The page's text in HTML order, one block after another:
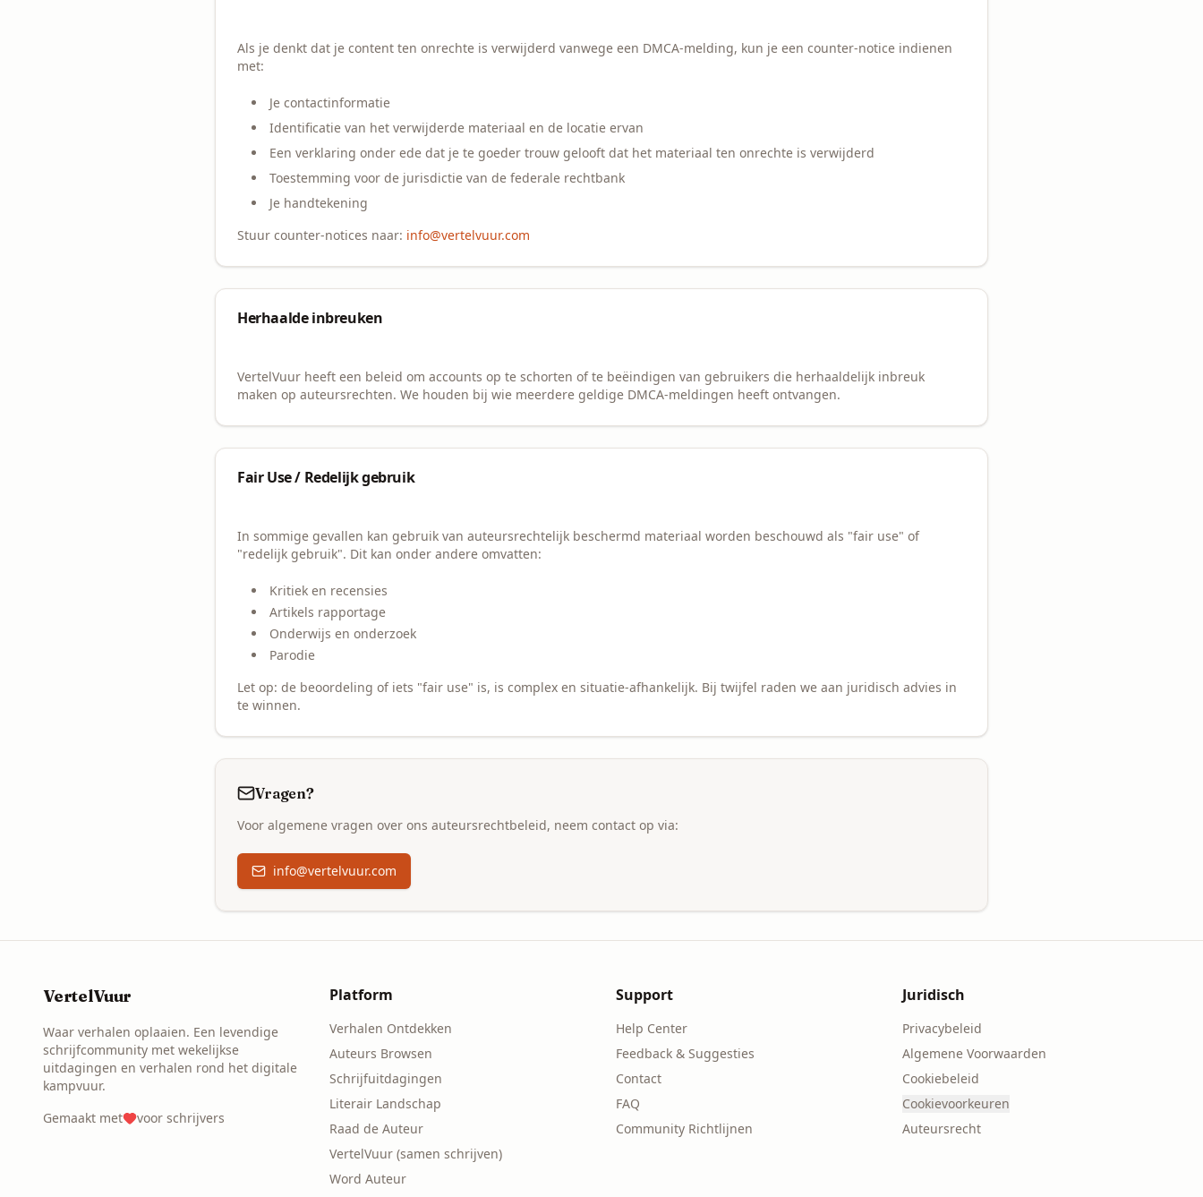
Als je denkt dat je content ten onrechte is verwijderd vanwege een DMCA-melding, kun je een counter-notice indienen
met:
Je contactinformatie
Identificatie van het verwijderde materiaal en de locatie ervan
Een verklaring onder ede dat je te goeder trouw gelooft dat het materiaal ten onrechte is verwijderd
Toestemming voor de jurisdictie van de federale rechtbank
Je handtekening
Stuur counter-notices naar: info@vertelvuur.com
Herhaalde inbreuken
VertelVuur heeft een beleid om accounts op te schorten of te beëindigen van gebruikers die herhaaldelijk inbreuk
maken op auteursrechten. We houden bij wie meerdere geldige DMCA-meldingen heeft ontvangen.
Fair Use / Redelijk gebruik
In sommige gevallen kan gebruik van auteursrechtelijk beschermd materiaal worden beschouwd als "fair use" of
"redelijk gebruik". Dit kan onder andere omvatten:
Kritiek en recensies
Artikels rapportage
Onderwijs en onderzoek
Parodie
Let op: de beoordeling of iets "fair use" is, is complex en situatie-afhankelijk. Bij twijfel raden we aan juridisch advies in
te winnen.
Vragen?
Voor algemene vragen over ons auteursrechtbeleid, neem contact op via:
info@vertelvuur.com
VertelVuur
Waar verhalen oplaaien. Een levendige
schrijfcommunity met wekelijkse
uitdagingen en verhalen rond het digitale
kampvuur.
Gemaakt met
voor schrijvers
Platform
Verhalen Ontdekken
Auteurs Browsen
Schrijfuitdagingen
Literair Landschap
Raad de Auteur
VertelVuur (samen schrijven)
Word Auteur
Support
Help Center
Feedback & Suggesties
Contact
FAQ
Community Richtlijnen
Juridisch
Privacybeleid
Algemene Voorwaarden
Cookiebeleid
Cookievoorkeuren
Auteursrecht